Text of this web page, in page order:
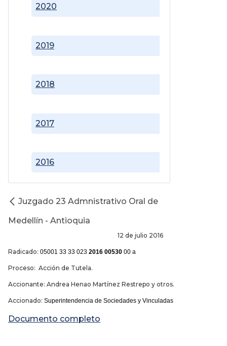
2016
2017
2018
2019
2020
Juzgado 23 Admnistrativo Oral de
Medellín - Antioquia
12 de julio 2016
Radicado: 05001 33 33 023 2016 00530 00 a
Proceso: Acción de Tutela.
Accionante: Andrea Henao Martínez Restrepo y otros.
Accionado: Superintendencia de Sociedades y Vinculadas
Documento completo